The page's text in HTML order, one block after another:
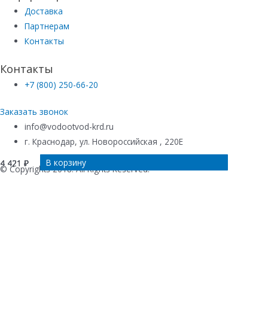
4 421 ₽ В корзину
4 421 ₽ В корзину
4 421 ₽ В корзину
4 421 ₽ В корзину
Доставка
Партнерам
Контакты
Контакты
+7 (800) 250-66-20
Заказать звонок
info@vodootvod-krd.ru
г. Краснодар, ул. Новороссийская , 220Е
© Copyrights 2018. All Rights Reserved.